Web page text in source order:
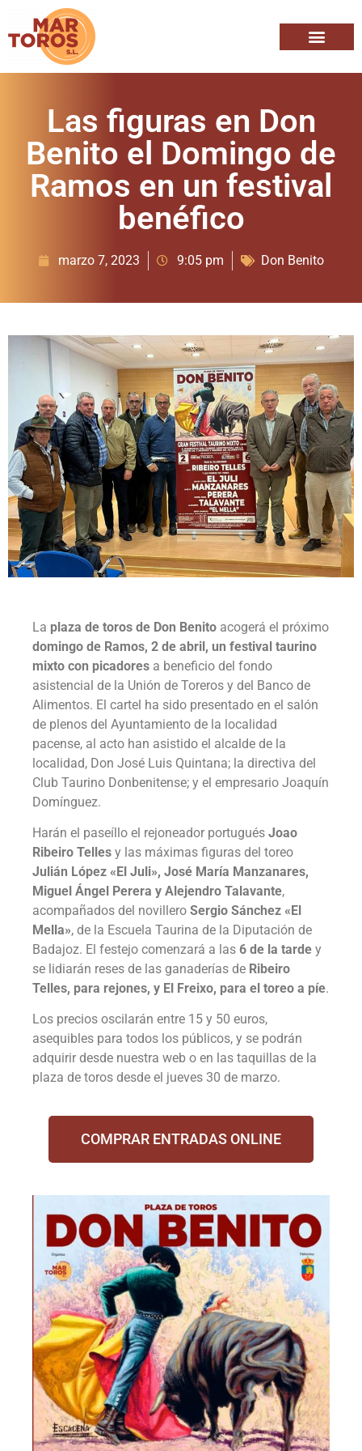
Las figuras en Don
Benito el Domingo de
Ramos en un festival
benéfico
marzo 7, 2023 9:05 pm Don Benito
La plaza de toros de Don Benito acogerá el próximo
domingo de Ramos, 2 de abril, un festival taurino
mixto con picadores a beneficio del fondo
asistencial de la Unión de Toreros y del Banco de
Alimentos. El cartel ha sido presentado en el salón
de plenos del Ayuntamiento de la localidad
pacense, al acto han asistido el alcalde de la
localidad, Don José Luis Quintana; la directiva del
Club Taurino Donbenitense; y el empresario Joaquín
Domínguez.
Harán el paseíllo el rejoneador portugués Joao
Ribeiro Telles y las máximas figuras del toreo
Julián López «El Juli», José María Manzanares,
Miguel Ángel Perera y Alejendro Talavante,
acompañados del novillero Sergio Sánchez «El
Mella», de la Escuela Taurina de la Diputación de
Badajoz. El festejo comenzará a las 6 de la tarde y
se lidiarán reses de las ganaderías de Ribeiro
Telles, para rejones, y El Freixo, para el toreo a píe.
Los precios oscilarán entre 15 y 50 euros,
asequibles para todos los públicos, y se podrán
adquirir desde nuestra web o en las taquillas de la
plaza de toros desde el jueves 30 de marzo.
COMPRAR ENTRADAS ONLINE